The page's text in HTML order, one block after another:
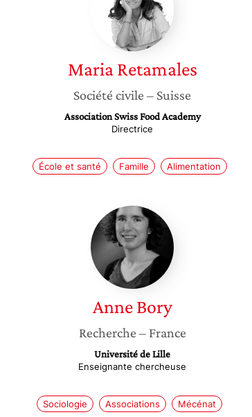
Maria Retamales
Société civile – Suisse
Association Swiss Food Academy
Directrice
École et santé Famille Alimentation
Anne
Bory
Anne Bory
Recherche – France
Université de Lille
Enseignante chercheuse
Sociologie Associations Mécénat